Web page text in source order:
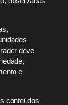
deve
e
conteúdos